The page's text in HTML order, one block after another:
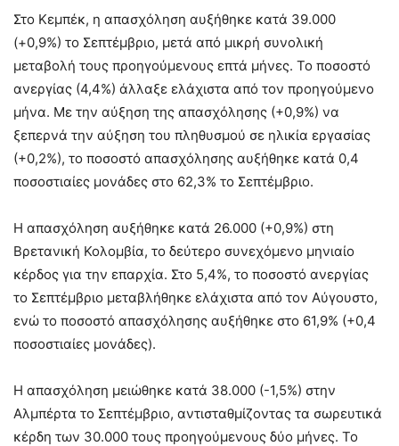
Στο Κεμπέκ, η απασχόληση αυξήθηκε κατά 39.000
(+0,9%) το Σεπτέμβριο, μετά από μικρή συνολική
μεταβολή τους προηγούμενους επτά μήνες. Το ποσοστό
ανεργίας (4,4%) άλλαξε ελάχιστα από τον προηγούμενο
μήνα. Με την αύξηση της απασχόλησης (+0,9%) να
ξεπερνά την αύξηση του πληθυσμού σε ηλικία εργασίας
(+0,2%), το ποσοστό απασχόλησης αυξήθηκε κατά 0,4
ποσοστιαίες μονάδες στο 62,3% το Σεπτέμβριο.
Η απασχόληση αυξήθηκε κατά 26.000 (+0,9%) στη
Βρετανική Κολομβία, το δεύτερο συνεχόμενο μηνιαίο
κέρδος για την επαρχία. Στο 5,4%, το ποσοστό ανεργίας
το Σεπτέμβριο μεταβλήθηκε ελάχιστα από τον Αύγουστο,
ενώ το ποσοστό απασχόλησης αυξήθηκε στο 61,9% (+0,4
ποσοστιαίες μονάδες).
Η απασχόληση μειώθηκε κατά 38.000 (-1,5%) στην
Αλμπέρτα το Σεπτέμβριο, αντισταθμίζοντας τα σωρευτικά
κέρδη των 30.000 τους προηγούμενους δύο μήνες. Το